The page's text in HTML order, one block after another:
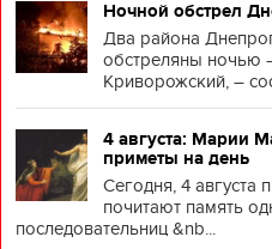
Ночной обстрел
Два района
обстреляны ночью
Криворожский, –
4 августа: Марии
приметы на день
Сегодня, 4 августа
почитают память
последовательниц &nb...